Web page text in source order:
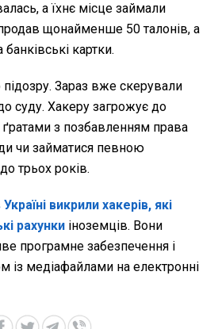
а їхнє місце займали
щонайменше 50 талонів, а
картки.
Зараз вже скерували
суду. Хакеру загрожує до
ґратами з позбавленням права
чи займатися певною
трьох років.
Україні викрили хакерів, які
рахунки іноземців. Вони
програмне забезпечення і
із медіафайлами на електронні